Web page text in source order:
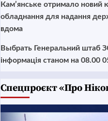
Кам’янське отримало новий
обладнання для надання
вдома
Выбрать Генеральний штаб
інформація станом на 08.00
Cпецпроєкт «Про